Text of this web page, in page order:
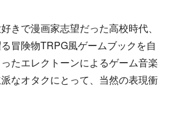
きで漫画家志望だった高校時代、
冒険物TRPG風ゲームブックを自
たエレクトーンによるゲーム音楽
なオタクにとって、当然の表現衝